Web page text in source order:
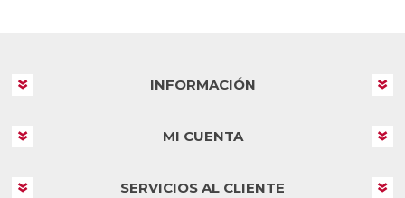
INFORMACIÓN
MI CUENTA
SERVICIOS AL CLIENTE